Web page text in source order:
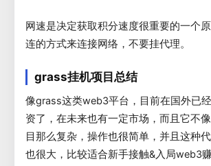
网速是决定获取积分速度很重要的一个
连的方式来连接网络，不要挂代理。
grass挂机项目总结
像grass这类web3平台，目前在国外已
资了，在未来也有一定市场，而且它不
目那么复杂，操作也很简单，并且这种
也很大，比较适合新手接触&入局web3赚